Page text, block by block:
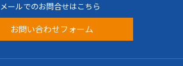
メールでのお問合せはこちら
お問い合わせフォーム